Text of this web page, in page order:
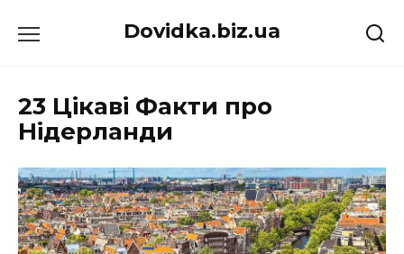
до
Dovidka.biz.ua
23 Цікаві Факти про
Нідерланди